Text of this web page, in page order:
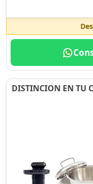
DISTINCION EN TU